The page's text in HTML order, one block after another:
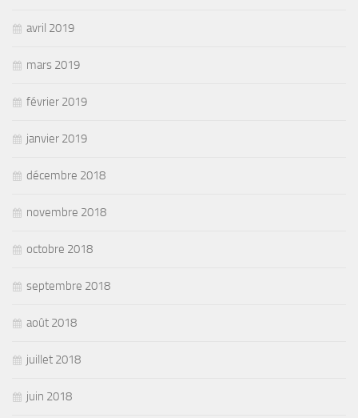
avril 2019
mars 2019
février 2019
janvier 2019
décembre 2018
novembre 2018
octobre 2018
septembre 2018
août 2018
juillet 2018
juin 2018